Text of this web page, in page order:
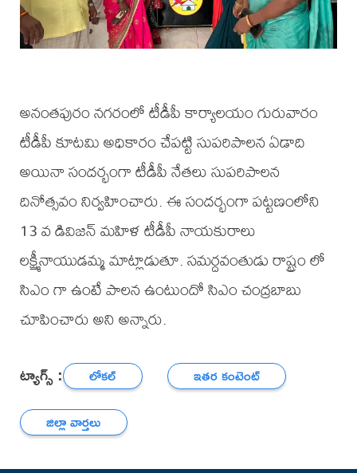
అనంతపురం నగరంలో టీడీపీ కార్యాలయం గురువారం
టీడీపీ కూటమి అధికారం చేపట్టి సుపరిపాలన ఏడాది
అయినా సందర్భంగా టీడీపీ నేతలు సుపరిపాలన
దినోత్సవం నిర్వహించారు. ఈ సందర్భంగా పట్టణంలోని
13 వ డివిజన్ మహిళ టీడీపీ నాయకురాలు
లక్ష్మీనాయుడమ్మ మాట్లాడుతూ. సమర్దవంతుడు రాష్ట్రం లో
సిఎం గా ఉంటే పాలన ఉంటుందో సిఎం చంద్రబాబు
చూపించారు అని అన్నారు.
ట్యాగ్స్ : లోకల్
ఇతర కంటెంట్
జిల్లా వార్తలు